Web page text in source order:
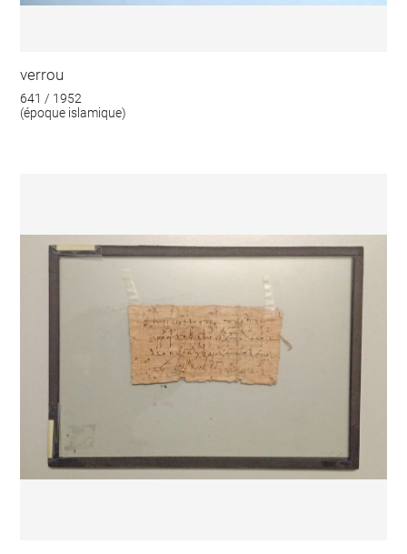
verrou
641 / 1952
(époque islamique)